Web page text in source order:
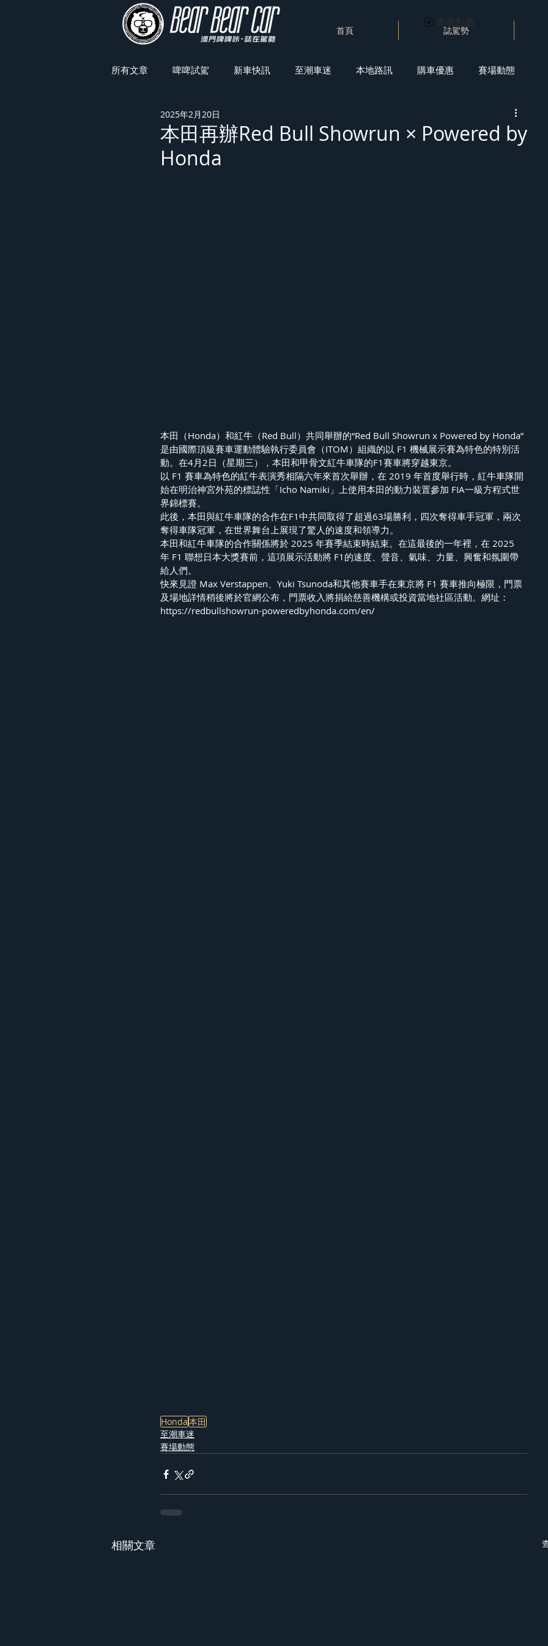
首頁 誌駕勢
查看點數
所有文章 啤啤試駕 新車快訊 至潮車迷 本地路訊 購車優惠 賽場動態
車展焦點
本田再辦Red Bull Showrun × Powered by
Honda
2025年2月20日
本田（Honda）和紅牛（Red Bull）共同舉辦的“Red Bull Showrun x Powered by Honda”
是由國際頂級賽車運動體驗執行委員會（ITOM）組織的以 F1 機械展示賽為特色的特別活
動。在4月2日（星期三），本田和甲骨文紅牛車隊的F1賽車將穿越東京。
以 F1 賽車為特色的紅牛表演秀相隔六年來首次舉辦，在 2019 年首度舉行時，紅牛車隊開
始在明治神宮外苑的標誌性「Icho Namiki」上使用本田的動力裝置參加 FIA一級方程式世
界錦標賽。
此後，本田與紅牛車隊的合作在F1中共同取得了超過63場勝利，四次奪得車手冠軍，兩次
奪得車隊冠軍，在世界舞台上展現了驚人的速度和領導力。
本田和紅牛車隊的合作關係將於 2025 年賽季結束時結束。在這最後的一年裡，在 2025
年 F1 聯想日本大獎賽前，這項展示活動將 F1的速度、聲音、氣味、力量、興奮和氛圍帶
給人們。
快來見證 Max Verstappen、Yuki Tsunoda和其他賽車手在東京將 F1 賽車推向極限，門票
及場地詳情稍後將於官網公布，門票收入將捐給慈善機構或投資當地社區活動。網址：
https://redbullshowrun-poweredbyhonda.com/en/
Honda本田
至潮車迷
賽場動態
相關文章